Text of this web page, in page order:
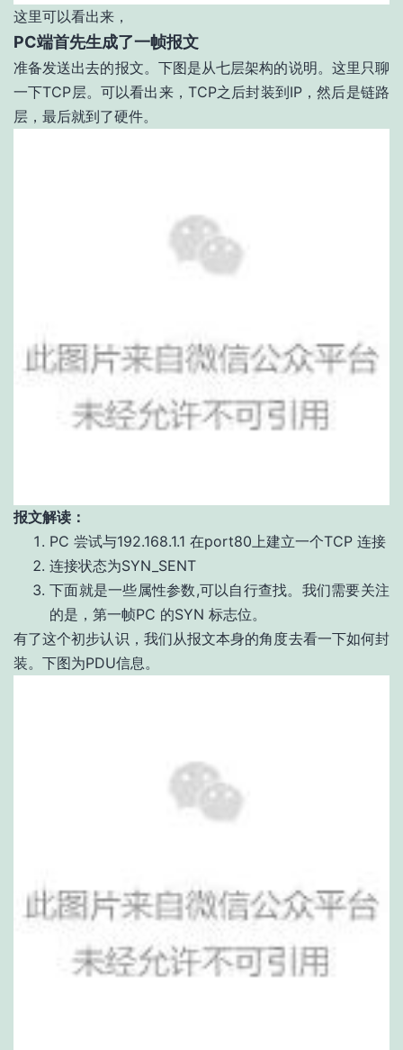
这里可以看出来，
PC端首先生成了一帧报文
准备发送出去的报文。下图是从七层架构的说明。这里只聊
一下TCP层。可以看出来，TCP之后封装到IP，然后是链路
层，最后就到了硬件。
报文解读：
PC 尝试与192.168.1.1 在port80上建立一个TCP 连接
连接状态为SYN_SENT
下面就是一些属性参数,可以自行查找。我们需要关注
的是，第一帧PC 的SYN 标志位。
有了这个初步认识，我们从报文本身的角度去看一下如何封
装。下图为PDU信息。